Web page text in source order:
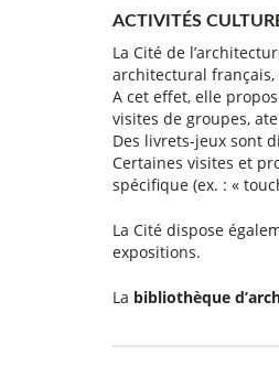
ACTIVITÉS
La Cité de
architectural français,
A cet effet, elle
visites de groupes,
Des livrets-jeux sont
Certaines visites et
spécifique (ex. : «
La Cité dispose
expositions.
La bibliothèque